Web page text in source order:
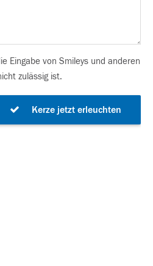
Eingabe von Smileys und anderen
zulässig ist.
Kerze jetzt erleuchten